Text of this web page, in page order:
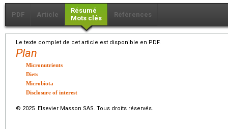
PDF Article
Résumé
Mots clés
Références
Le texte complet de cet article est disponible en PDF.
Plan
Micronutrients
Diets
Microbiota
Disclosure of interest
© 2025 Elsevier Masson SAS. Tous droits réservés.